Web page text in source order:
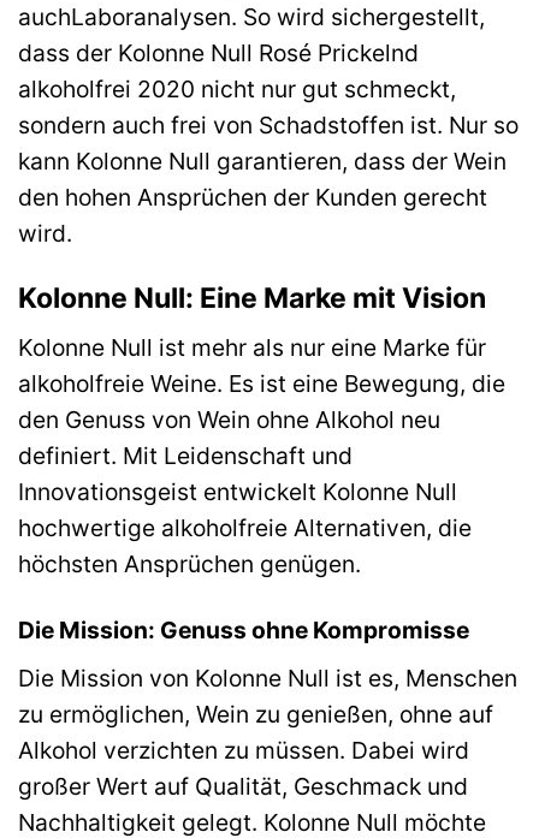
auchLaboranalysen. So wird sichergestellt,
dass der Kolonne Null Rosé Prickelnd
alkoholfrei 2020 nicht nur gut schmeckt,
sondern auch frei von Schadstoffen ist. Nur so
kann Kolonne Null garantieren, dass der Wein
den hohen Ansprüchen der Kunden gerecht
wird.
Kolonne Null: Eine Marke mit Vision
Kolonne Null ist mehr als nur eine Marke für
alkoholfreie Weine. Es ist eine Bewegung, die
den Genuss von Wein ohne Alkohol neu
definiert. Mit Leidenschaft und
Innovationsgeist entwickelt Kolonne Null
hochwertige alkoholfreie Alternativen, die
höchsten Ansprüchen genügen.
Die Mission: Genuss ohne Kompromisse
Die Mission von Kolonne Null ist es, Menschen
zu ermöglichen, Wein zu genießen, ohne auf
Alkohol verzichten zu müssen. Dabei wird
großer Wert auf Qualität, Geschmack und
Nachhaltigkeit gelegt. Kolonne Null möchte